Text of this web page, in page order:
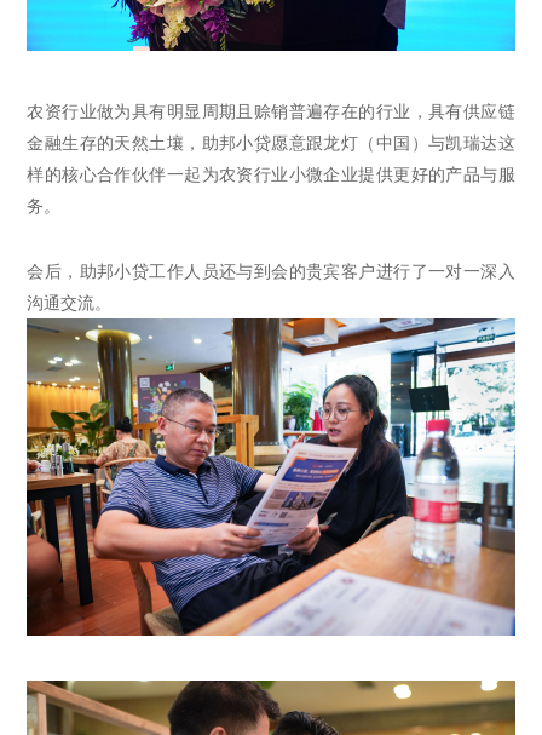
农资行业做为具有明显周期且赊销普遍存在的行业，具有供应链
金融生存的天然土壤，助邦小贷愿意跟龙灯（中国）与凯瑞达这
样的核心合作伙伴一起为农资行业小微企业提供更好的产品与服
务。
会后， 助邦小贷工作人员还与到会的贵宾客户进行了一对一深入
沟通交流。